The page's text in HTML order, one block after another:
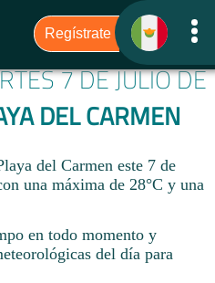
7 DE JULIO DE
DEL CARMEN
del Carmen este 7 de
una máxima de 28°C y una
en todo momento y
del día para